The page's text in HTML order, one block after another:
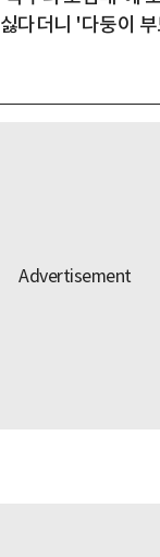
싫다더니 '다둥이